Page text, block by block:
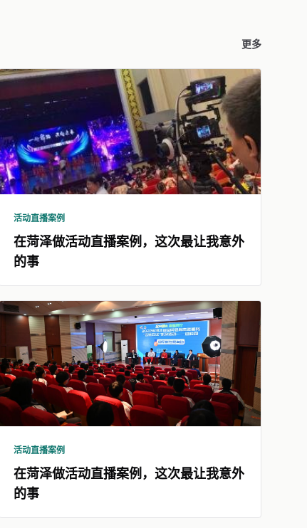
更多
活动直播案例
在菏泽做活动直播案例，这次最让我意外
的事
活动直播案例
在菏泽做活动直播案例，这次最让我意外
的事